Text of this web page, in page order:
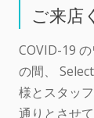
ご来店
COVID-19
の間、
様とスタッ
通りとさせ